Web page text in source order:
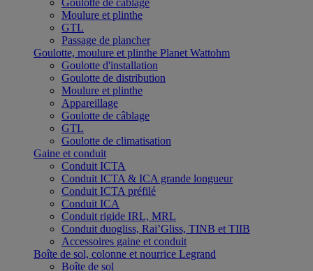
Goulotte de câblage
Moulure et plinthe
GTL
Passage de plancher
Goulotte, moulure et plinthe Planet Wattohm
Goulotte d'installation
Goulotte de distribution
Moulure et plinthe
Appareillage
Goulotte de câblage
GTL
Goulotte de climatisation
Gaine et conduit
Conduit ICTA
Conduit ICTA & ICA grande longueur
Conduit ICTA préfilé
Conduit ICA
Conduit rigide IRL, MRL
Conduit duogliss, Rai’Gliss, TINB et TIIB
Accessoires gaine et conduit
Boîte de sol, colonne et nourrice Legrand
Boîte de sol